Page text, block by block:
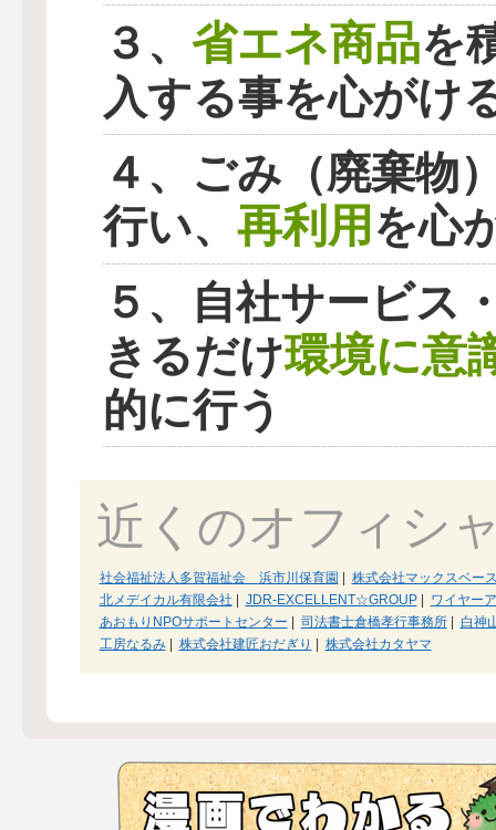
３、 省エネ商品を
入する事を心がけ
４、ごみ（廃棄物
行い、 再利用を心
５、自社サービス
きるだけ環境に意
的に行う
近くのオフィシ
社会福祉法人多賀福祉会 浜市川保育園
株式会社マックスベー
北メデイカル有限会社
JDR-EXCELLENT☆GROUP|
ワイヤー
あおもりNPOサポートセンター
司法書士倉橋孝行事務所|
白神
工房なるみ| 株式会社建匠おだぎり 株式会社カタヤマ